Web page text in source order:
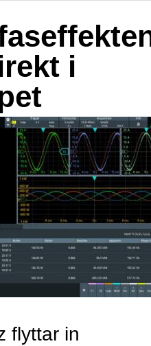
i
flyttar in